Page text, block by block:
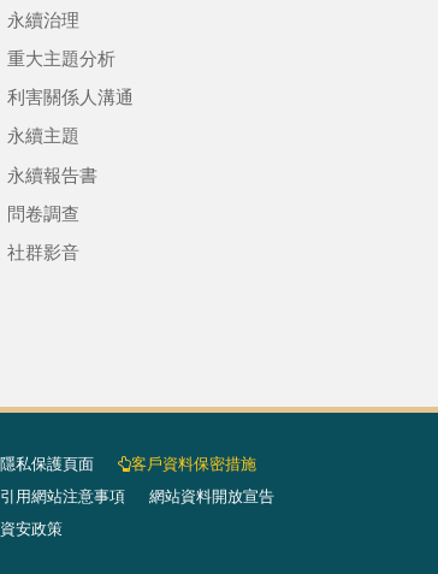
永續治理
重大主題分析
利害關係人溝通
永續主題
永續報告書
問卷調查
社群影音
隱私保護頁面​ 客戶資料保密措施
引用網站注意事項 網站資料開放宣告
資安政策